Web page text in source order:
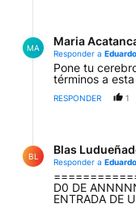
MA
Maria
Responder a
Pone tu
términos a
RESPONDER 1
BL
Blas
Responder a
D0 DE
ENTRADA DE